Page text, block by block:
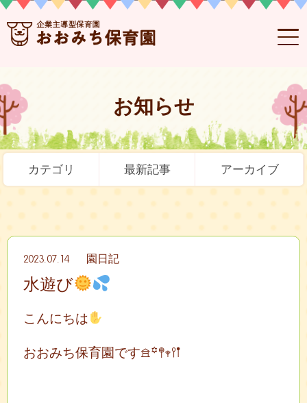
お知らせ
カテゴリ 最新記事 アーカイブ
2023.07.14 園日記
水遊び
こんにちは
おおみち保育園です𖠿꙳𖤣𖥧𖥣𖡡